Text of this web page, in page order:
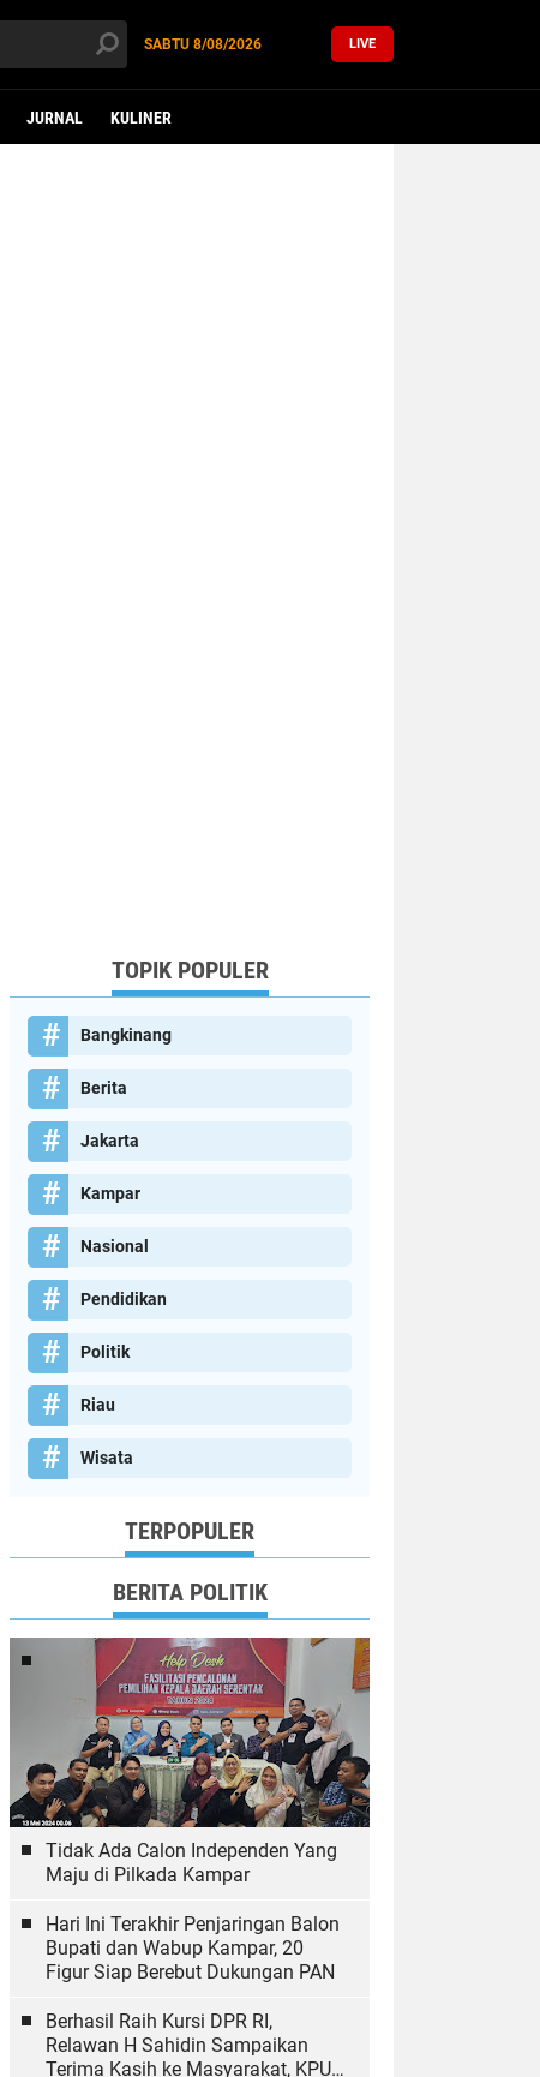
SABTU 8/08/2026 LIVE
JURNAL KULINER
TOPIK POPULER
Bangkinang
Berita
Jakarta
Kampar
Nasional
Pendidikan
Politik
Riau
Wisata
TERPOPULER
BERITA POLITIK
Tidak Ada Calon Independen Yang
Maju di Pilkada Kampar
Hari Ini Terakhir Penjaringan Balon
Bupati dan Wabup Kampar, 20
Figur Siap Berebut Dukungan PAN
Berhasil Raih Kursi DPR RI,
Relawan H Sahidin Sampaikan
Terima Kasih ke Masyarakat, KPU